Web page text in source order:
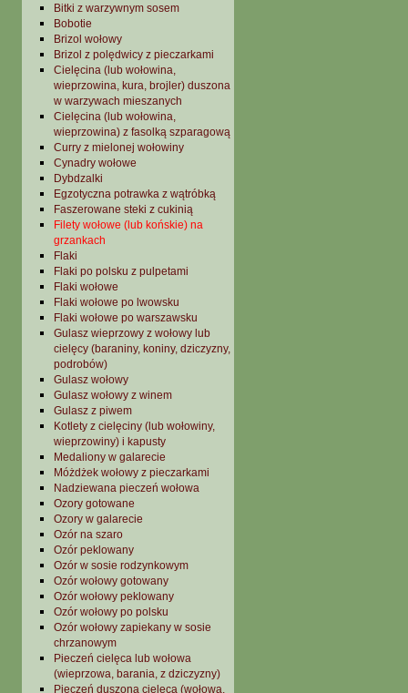
Bitki z warzywnym sosem
Bobotie
Brizol wołowy
Brizol z polędwicy z pieczarkami
Cielęcina (lub wołowina,
wieprzowina, kura, brojler) duszona
w warzywach mieszanych
Cielęcina (lub wołowina,
wieprzowina) z fasolką szparagową
Curry z mielonej wołowiny
Cynadry wołowe
Dybdzalki
Egzotyczna potrawka z wątróbką
Faszerowane steki z cukinią
Filety wołowe (lub końskie) na
grzankach
Flaki
Flaki po polsku z pulpetami
Flaki wołowe
Flaki wołowe po lwowsku
Flaki wołowe po warszawsku
Gulasz wieprzowy z wołowy lub
cielęcy (baraniny, koniny, dziczyzny,
podrobów)
Gulasz wołowy
Gulasz wołowy z winem
Gulasz z piwem
Kotlety z cielęciny (lub wołowiny,
wieprzowiny) i kapusty
Medaliony w galarecie
Móżdżek wołowy z pieczarkami
Nadziewana pieczeń wołowa
Ozory gotowane
Ozory w galarecie
Ozór na szaro
Ozór peklowany
Ozór w sosie rodzynkowym
Ozór wołowy gotowany
Ozór wołowy peklowany
Ozór wołowy po polsku
Ozór wołowy zapiekany w sosie
chrzanowym
Pieczeń cielęca lub wołowa
(wieprzowa, barania, z dziczyzny)
Pieczeń duszona cielęca (wołowa,